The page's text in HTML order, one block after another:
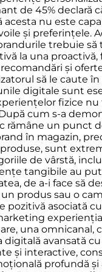
de 45% declară
acesta nu este
și preferințele.
trebuie să
la una
și
să le caute
digitale sunt
fizice nu
cum s-a
rămâne un punct
în magazin,
sunt
de vârstă,
tangibile au
de a-i face să
produs sau o
pozitivă asociată
una omnicanal,
digitală avansată
și interactive,
profundă și